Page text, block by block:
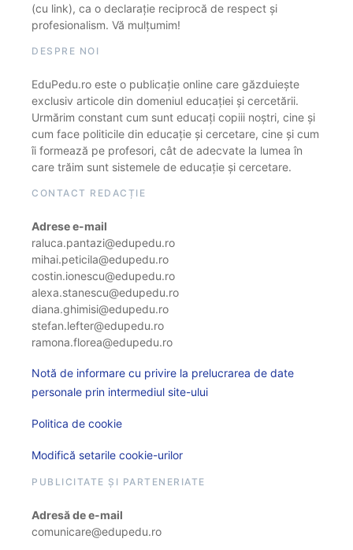
(cu link), ca o declarație reciprocă de respect și
profesionalism. Vă mulțumim!
DESPRE NOI
EduPedu.ro este o publicație online care găzduiește
exclusiv articole din domeniul educației și cercetării.
Urmărim constant cum sunt educați copiii noștri, cine și
cum face politicile din educație și cercetare, cine și cum
îi formează pe profesori, cât de adecvate la lumea în
care trăim sunt sistemele de educație și cercetare.
CONTACT REDACȚIE
Adrese e-mail
raluca.pantazi@edupedu.ro
mihai.peticila@edupedu.ro
costin.ionescu@edupedu.ro
alexa.stanescu@edupedu.ro
diana.ghimisi@edupedu.ro
stefan.lefter@edupedu.ro
ramona.florea@edupedu.ro
Notă de informare cu privire la prelucrarea de date
personale prin intermediul site-ului
Politica de cookie
Modifică setarile cookie-urilor
PUBLICITATE ȘI PARTENERIATE
Adresă de e-mail
comunicare@edupedu.ro